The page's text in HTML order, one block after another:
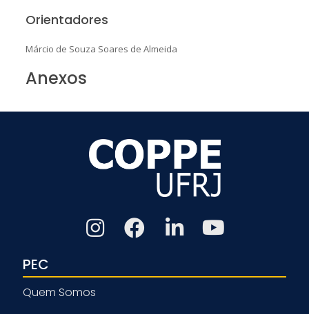
Orientadores
Márcio de Souza Soares de Almeida
Anexos
PEC
Quem Somos